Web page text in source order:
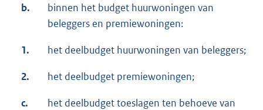
b.
binnen het budget huurwoningen van
beleggers en premiewoningen:
1. het deelbudget huurwoningen van beleggers;
2. het deelbudget premiewoningen;
c.
het deelbudget toeslagen ten behoeve van